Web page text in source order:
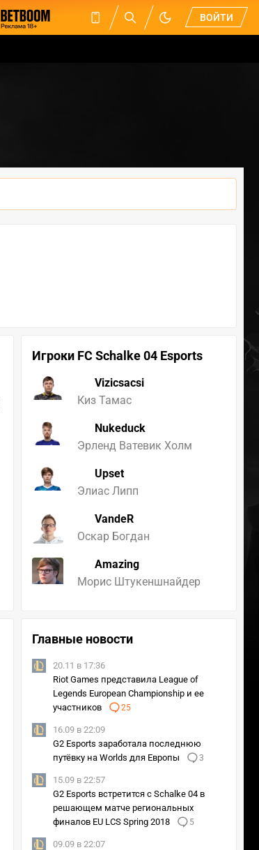
ВОЙТИ
Игроки FC Schalke 04 Esports
Vizicsacsi
Киз Тамас
Nukeduck
Эрленд Ватевик Холм
Upset
Элиас Липп
VandeR
Оскар Богдан
Amazing
Морис Штукеншнайдер
Главные новости
20.11 в 17:36
Riot Games представила League of
Legends European Championship и ее
участников
25
16.09 в 22:09
G2 Esports заработала последнюю
путёвку на Worlds для Европы
3
15.09 в 22:57
G2 Esports встретится с Schalke 04 в
решающем матче региональных
финалов EU LCS Spring 2018
5
09.09 в 22:07